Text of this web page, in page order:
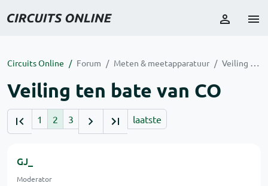
Circuits Online Forum Meten & meetapparatuur Veiling ten bate van CO
Veiling ten bate van CO
1 2 3 laatste
GJ_
Moderator